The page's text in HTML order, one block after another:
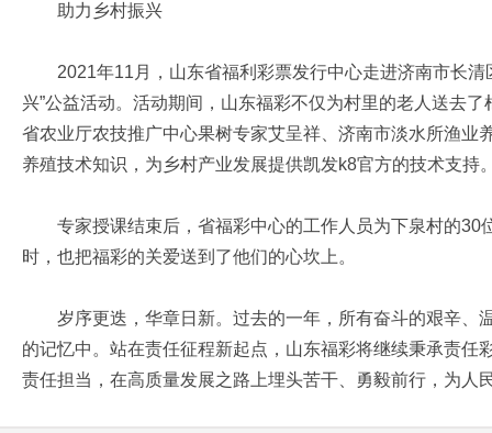
助力乡村振兴
2021年11月，山东省福利彩票发行中心走进济南市长清
兴”公益活动。活动期间，山东福彩不仅为村里的老人送去
省农业厅农技推广中心果树专家艾呈祥、济南市淡水所渔业
养殖技术知识，为乡村产业发展提供凯发k8官方的技术支持
专家授课结束后，省福彩中心的工作人员为下泉村的30
时，也把福彩的关爱送到了他们的心坎上。
岁序更迭，华章日新。过去的一年，所有奋斗的艰辛、
的记忆中。站在责任征程新起点，山东福彩将继续秉承责任
责任担当，在高质量发展之路上埋头苦干、勇毅前行，为人